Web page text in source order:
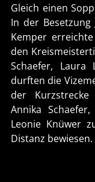
Gleich einen
In der Besetzung
Kemper
den
Schaefer, Laura
durften die
der
Annika
Leonie Knüwer
Distanz bewiesen.